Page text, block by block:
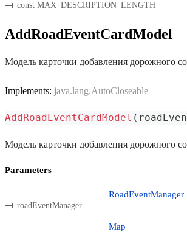
const MAX_DESCRIPTION_LENGTH
AddRoadEventCardModel
Модель карточки добавления дорожного
Implements: java.lang.AutoCloseable
AddRoadEventCardModel (
Модель карточки добавления дорожного
Parameters
roadEventManager
RoadEventManager
Map